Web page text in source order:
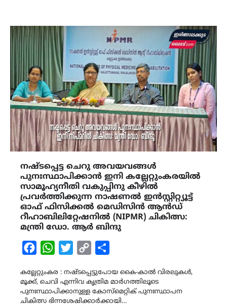
നഷ്ടപ്പെട്ട ചെറു അവയവങ്ങൾ
പുനഃസ്ഥാപിക്കാൻ ഇനി കല്ലേറ്റുംകരയിൽ
സാമൂഹ്യനീതി വകുപ്പിനു കീഴിൽ
പ്രവർത്തിക്കുന്ന നാഷണൽ ഇൻസ്റ്റിറ്റ്യൂട്ട്
ഓഫ് ഫിസിക്കൽ മെഡിസിൻ ആൻഡ്
റീഹാബിലിറ്റേഷനിൽ (NIPMR) ചികിത്സ:
മന്ത്രി ഡോ. ആർ ബിന്ദു
FacebookWhatsAppTwitterCopy
കല്ലേറ്റുംകര : നഷ്ടപ്പെട്ടുപോയ കൈ-കാൽ വിരലുകൾ,
മൂക്ക്, ചെവി എന്നിവ കൃത്രിമ മാർഗത്തിലൂടെ
പുനഃസ്ഥാപിക്കാനുള്ള കോസ്മെറ്റിക് പുനഃസ്ഥാപന
ചികിത്സ ഭിന്നശേഷിക്കാർക്കായി…